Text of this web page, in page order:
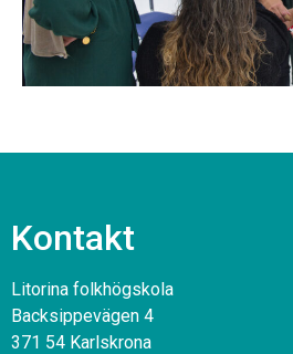
Kontakt
Litorina folkhögskola
Backsippevägen 4
371 54 Karlskrona